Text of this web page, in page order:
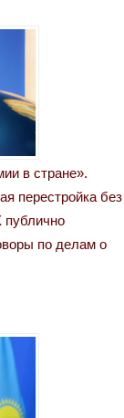
в стране».
перестройка без
публично
по делам о